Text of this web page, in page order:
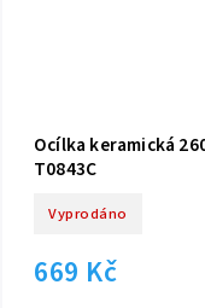
Ocílka keramická
T0843C
Vyprodáno
669 Kč